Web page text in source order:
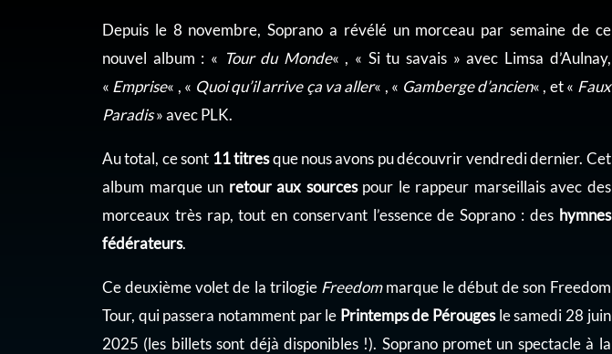
Depuis le 8 novembre, Soprano a révélé un morceau par semaine de ce
nouvel album : « Tour du Monde« , « Si tu savais » avec Limsa d’Aulnay,
« Emprise« , « Quoi qu’il arrive ça va aller« , « Gamberge d’ancien« , et « Faux
Paradis» avec PLK.
Au total, ce sont 11 titresque nous avons pu découvrir vendredi dernier. Cet
album marque un retour aux sourcespour le rappeur marseillais avec des
morceaux très rap, tout en conservant l’essence de Soprano : des hymnes
fédérateurs.
Ce deuxième volet de la trilogie Freedommarque le début de son Freedom
Tour, qui passera notamment par le Printemps de Pérougesle samedi 28 juin
2025 (les billets sont déjà disponibles !). Soprano promet un spectacle à la